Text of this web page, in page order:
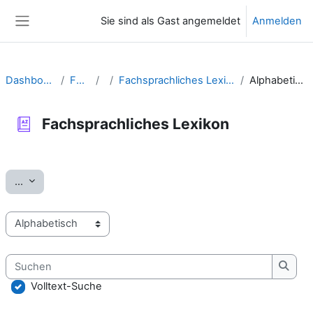
Sie sind als Gast angemeldet Anmelden
Dashboard Fälle Fachsprachliches Lexikon Alphabetisch
Fachsprachliches Lexikon
... Einträge exportieren
Sie können das Glossar über das Suchfeld oder das
Suchen
Volltext-Suche